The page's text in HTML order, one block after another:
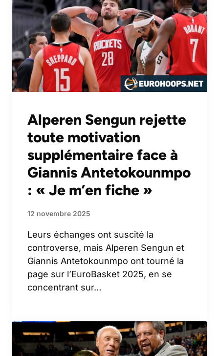
Alperen Sengun rejette
toute motivation
supplémentaire face à
Giannis Antetokounmpo
: « Je m’en fiche »
12 novembre 2025
Leurs échanges ont suscité la
controverse, mais Alperen Sengun et
Giannis Antetokounmpo ont tourné la
page sur l’EuroBasket 2025, en se
concentrant sur…